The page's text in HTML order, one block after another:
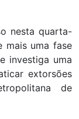
nesta quarta-
mais uma fase
investiga uma
extorsões
de